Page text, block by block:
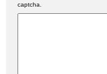
captcha.